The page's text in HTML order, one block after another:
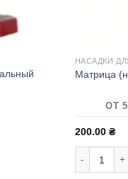
универсальный
НАСАДКИ
Матрица
ОТ
200.00 ₴